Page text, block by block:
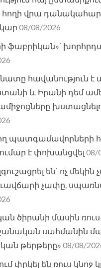
վրա
08/08/2026
ֆաբրիկան»՝
հավանություն է
և Իրանի դեմ
պատգամավորների
է փոխանցվել 08/
են՝ ոչ մեկին
չափը,
ծիրանի մասին
սահմանին
թերթերը» 08/08/
փրկել են ռուս կնոջ